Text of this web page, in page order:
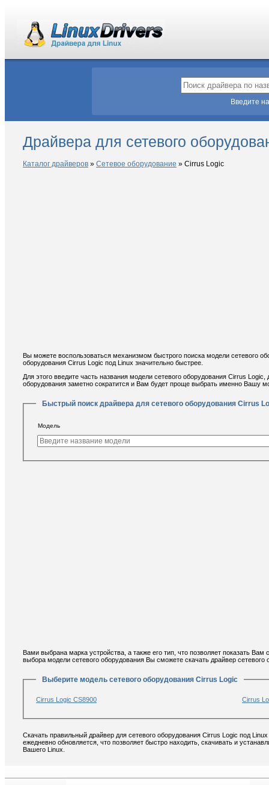
Введите
Драйвера для сетевого
Каталог драйверов » Сетевое оборудование » Cirrus Logic
Вы можете воспользоваться механизмом быстрого поиска модели сетевого
оборудования Cirrus Logic под Linux значительно быстрее.
Для этого введите часть названия модели сетевого оборудования Cirrus
оборудования заметно сократится и Вам будет проще выбрать именно Вашу
Быстрый поиск драйвера для сетевого оборудования Cirrus
Модель
Вами выбрана марка устройства, а также его тип, что позволяет показать
выбора модели сетевого оборудования Вы сможете скачать драйвер сетевого
Выберите модель сетевого оборудования Cirrus Logic
Cirrus Logic CS8900 Cirrus
Скачать правильный драйвер для сетевого оборудования Cirrus Logic под
ежедневно обновляется, что позволяет быстро находить, скачивать и
Вашего Linux.